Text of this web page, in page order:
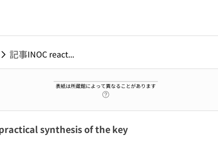
記事INOC react...
表紙は所蔵館によって異なることがあります
synthesis of the key